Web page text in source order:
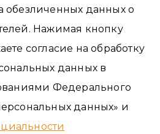
обезличенных данных о
Нажимая кнопку
согласие на обработку
данных в
Федерального
данных» и